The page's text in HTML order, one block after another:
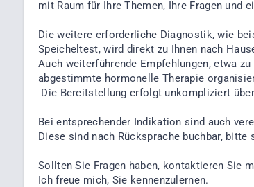
mit Raum für Ihre Themen, Ihre Fragen und
Die weitere erforderliche Diagnostik, wie
Speicheltest, wird direkt zu Ihnen nach
Auch weiterführende Empfehlungen, etwa
abgestimmte hormonelle Therapie
Die Bereitstellung erfolgt unkompliziert
Bei entsprechender Indikation sind auch
Diese sind nach Rücksprache buchbar,
Sollten Sie Fragen haben, kontaktieren Sie
Ich freue mich, Sie kennenzulernen.